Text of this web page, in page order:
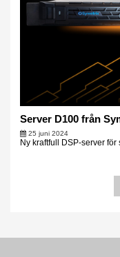
Server D100 från
25 juni 2024
Ny kraftfull DSP-server